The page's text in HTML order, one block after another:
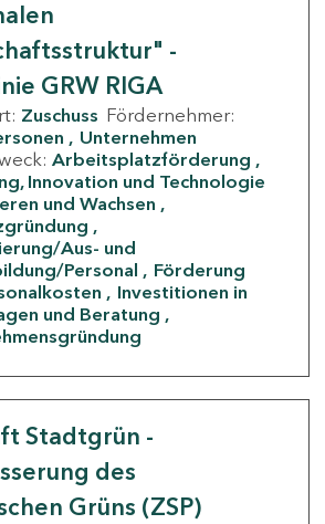
-
GRW RIGA
Zuschuss Fördernehmer:
Unternehmen
Arbeitsplatzförderung
Innovation und Technologie
und Wachsen
Aus- und
Personal
Förderung
Investitionen in
und Beratung
Stadtgrün -
des
Grüns (ZSP)